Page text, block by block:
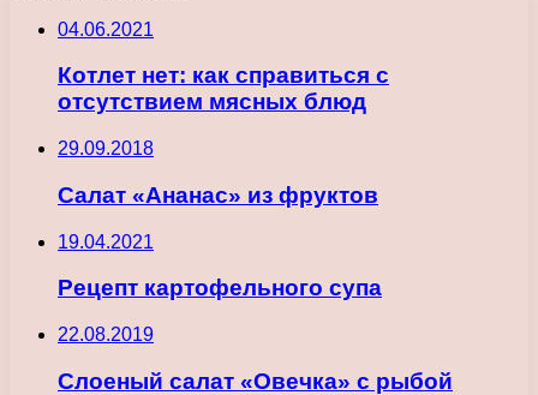
04.06.2021
Котлет нет: как справиться с
отсутствием мясных блюд
29.09.2018
Салат «Ананас» из фруктов
19.04.2021
Рецепт картофельного супа
22.08.2019
Слоеный салат «Овечка» с рыбой